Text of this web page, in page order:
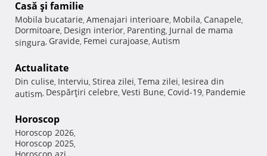
Casă şi familie
Mobila bucatarie, Amenajari interioare, Mobila, Canapele,
Dormitoare, Design interior, Parenting, Jurnal de mama
singura, Gravide, Femei curajoase, Autism
Actualitate
Din culise, Interviu, Stirea zilei, Tema zilei, Iesirea din
autism, Despărţiri celebre, Vesti Bune, Covid-19, Pandemie
Horoscop
Horoscop 2026,
Horoscop 2025,